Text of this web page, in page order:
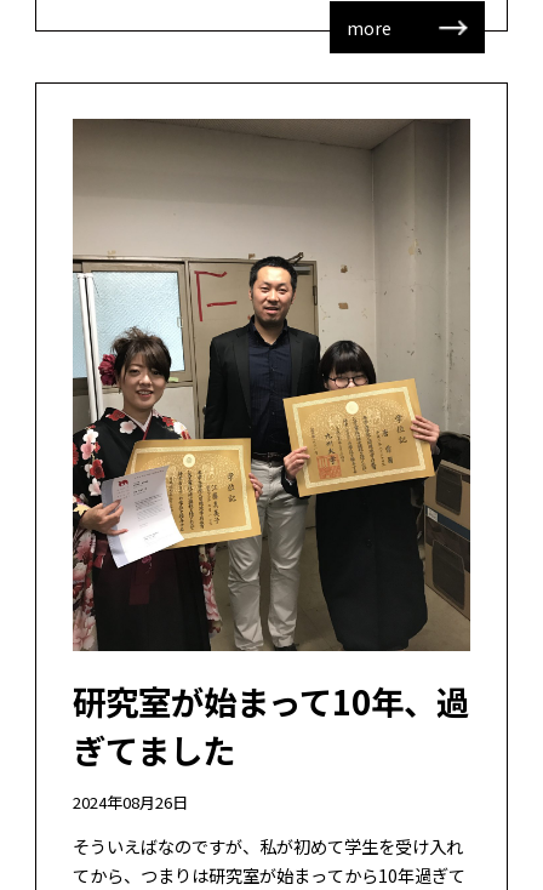
more
研究室が始まって10年、過
ぎてました
2024年08月26日
そういえばなのですが、私が初めて学生を受け入れ
てから、つまりは研究室が始まってから10年過ぎて